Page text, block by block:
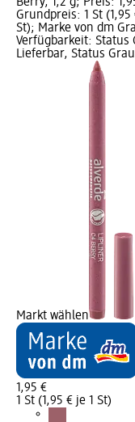
Berry, 1,2 g; Preis:
Grundpreis: 1 St (1,95
St); Marke von dm
Verfügbarkeit: Status
Lieferbar, Status
Markt wählen
1,95 €
1 St (1,95 € je 1 St)